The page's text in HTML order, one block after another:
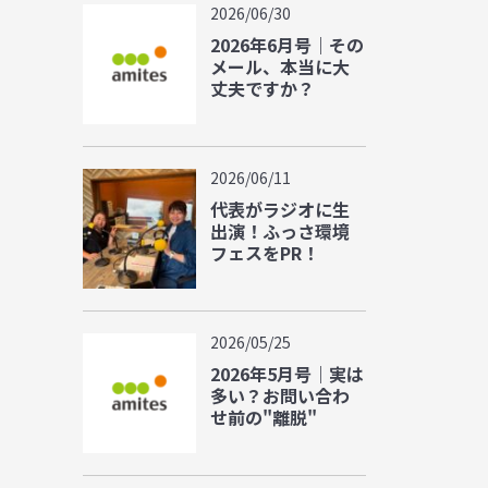
2026/06/30
2026年6月号｜その
メール、本当に大
丈夫ですか？
2026/06/11
代表がラジオに生
出演！ふっさ環境
フェスをPR！
2026/05/25
2026年5月号｜実は
多い？お問い合わ
せ前の"離脱"